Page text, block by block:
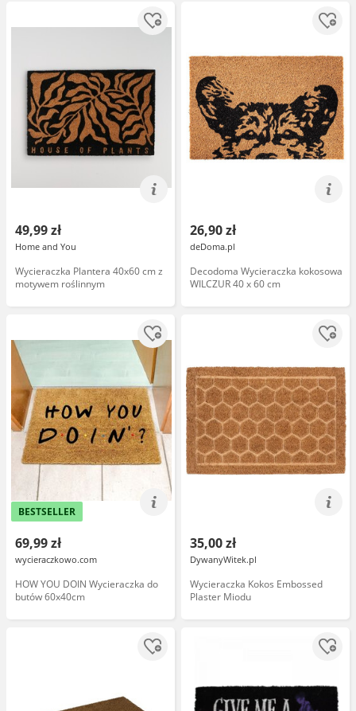
49,99 zł
Home and You
Wycieraczka Plantera 40x60 cm z
motywem roślinnym
26,90 zł
deDoma.pl
Decodoma Wycieraczka kokosowa
WILCZUR 40 x 60 cm
BESTSELLER
69,99 zł
wycieraczkowo.com
HOW YOU DOIN Wycieraczka do
butów 60x40cm
35,00 zł
DywanyWitek.pl
Wycieraczka Kokos Embossed
Plaster Miodu